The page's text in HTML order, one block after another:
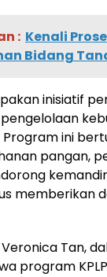
: Kenali
Bidang
inisiatif
ini
pangan,
memberikan
Veronica Tan,
program